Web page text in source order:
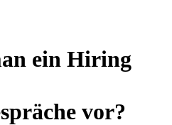
ein Hiring
vor?